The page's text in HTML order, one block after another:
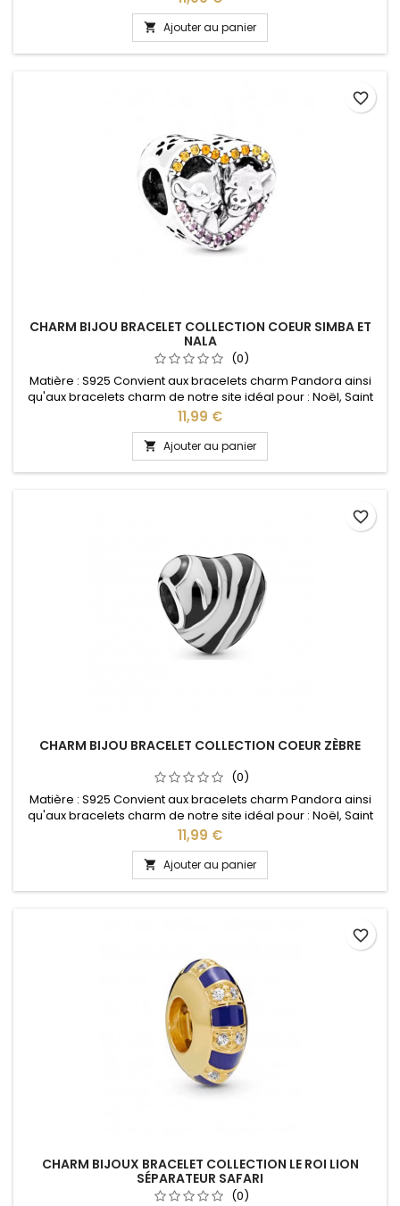
 Ajouter au panier
CHARM BIJOU BRACELET COLLECTION COEUR SIMBA ET
NALA
(0)
Matière : S925 Convient aux bracelets charm Pandora ainsi
qu'aux bracelets charm de notre site idéal pour : Noël, Saint
Valentin, anniversaire, anniversaire de mariage
Prix
11,99 €
 Ajouter au panier
favorite_border
CHARM BIJOU BRACELET COLLECTION COEUR ZÈBRE
(0)
Matière : S925 Convient aux bracelets charm Pandora ainsi
qu'aux bracelets charm de notre site idéal pour : Noël, Saint
Valentin, anniversaire, anniversaire de mariage
Prix
11,99 €
 Ajouter au panier
favorite_border
CHARM BIJOUX BRACELET COLLECTION LE ROI LION
SÉPARATEUR SAFARI
(0)
favorite_border